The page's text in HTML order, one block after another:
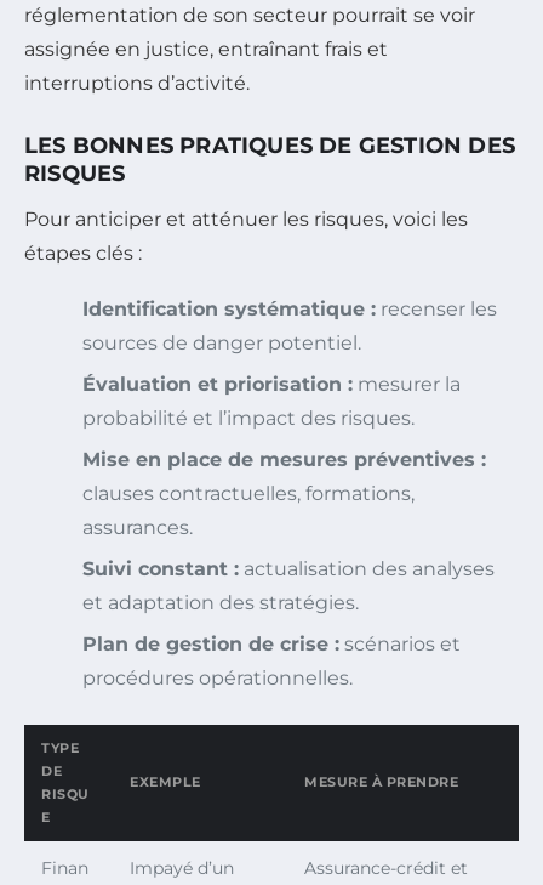
réglementation de son secteur pourrait se voir
assignée en justice, entraînant frais et
interruptions d’activité.
LES BONNES PRATIQUES DE GESTION DES
RISQUES
Pour anticiper et atténuer les risques, voici les
étapes clés :
Identification systématique : recenser les
sources de danger potentiel.
Évaluation et priorisation : mesurer la
probabilité et l’impact des risques.
Mise en place de mesures préventives :
clauses contractuelles, formations,
assurances.
Suivi constant : actualisation des analyses
et adaptation des stratégies.
Plan de gestion de crise : scénarios et
procédures opérationnelles.
TYPE
DE
RISQU
E
EXEMPLE MESURE À PRENDRE
Finan
Impayé d’un
Assurance-crédit et